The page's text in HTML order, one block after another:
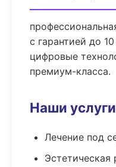
с гарантией до
цифровые
премиум-класса.
Наши услуги
Лечение под
Эстетическая